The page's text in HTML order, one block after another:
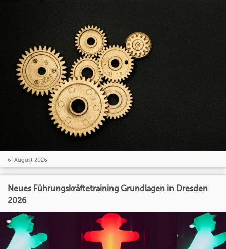
6. August 2026
Neues Führungskräftetraining Grundlagen in Dresden
2026